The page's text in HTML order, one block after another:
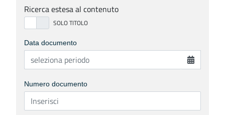
Ricerca estesa al contenuto
Data documento
Numero documento